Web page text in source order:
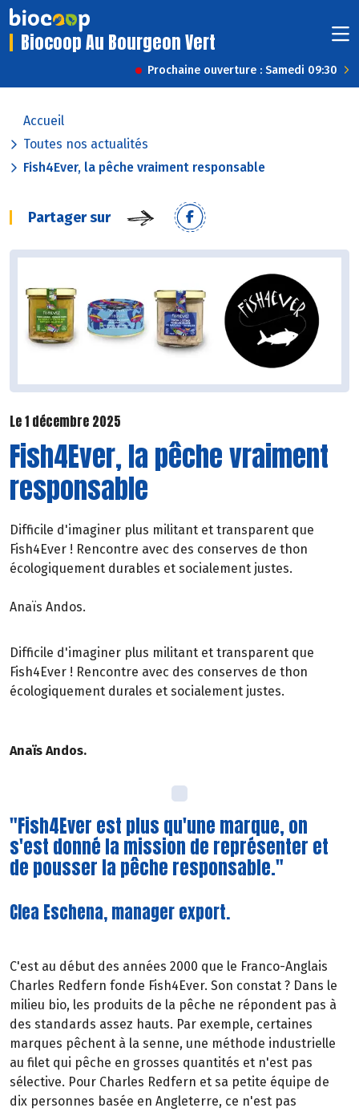
Biocoop Au Bourgeon Vert
Prochaine ouverture : Samedi 09:30
Accueil
Toutes nos actualités
Fish4Ever, la pêche vraiment responsable
Partager sur
Le 1 décembre 2025
Fish4Ever, la pêche vraiment
responsable
Difficile d'imaginer plus militant et transparent que
Fish4Ever ! Rencontre avec des conserves de thon
écologiquement durables et socialement justes.
Anaïs Andos.
Difficile d'imaginer plus militant et transparent que
Fish4Ever ! Rencontre avec des conserves de thon
écologiquement durales et socialement justes.
Anaïs Andos.
"Fish4Ever est plus qu'une marque, on
s'est donné la mission de représenter et
de pousser la pêche responsable."
Clea Eschena, manager export.
C'est au début des années 2000 que le Franco-Anglais
Charles Redfern fonde Fish4Ever. Son constat ? Dans le
milieu bio, les produits de la pêche ne répondent pas à
des standards assez hauts. Par exemple, certaines
marques pêchent à la senne, une méthode industrielle
au filet qui pêche en grosses quantités et n'est pas
sélective. Pour Charles Redfern et sa petite équipe de
dix personnes basée en Angleterre, ce n'est pas